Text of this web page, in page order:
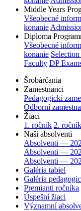
Middle Years
Všeobecné
konanie
Diploma
Všeobecné
konanie
Faculty DP
Šrobárčania
Zamestnanci
Pedagogickí
Odborní
Žiaci
1. ročník 2. ročník
Naši absolventi
Absolventi —
Absolventi —
Absolventi —
Galéria tabiel
Galéria
Premianti ročníka
Úspešní žiaci
Významní